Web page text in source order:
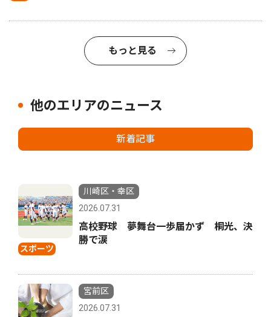
もっと見る
他のエリアのニュース
新着記事
スポーツ
川崎区・幸区
2026.07.31
高校野球 夢舞台一歩届かず 桐光、決
勝で涙
宮前区
2026.07.31